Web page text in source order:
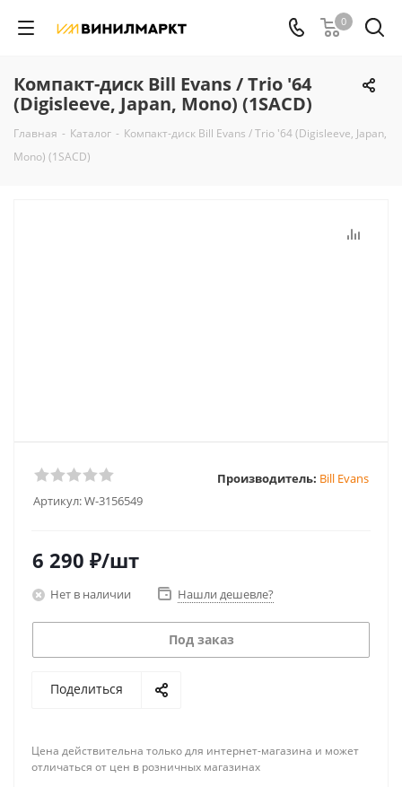
0
Компакт-диск Bill Evans / Trio '64
(Digisleeve, Japan, Mono) (1SACD)
Главная - Каталог - Компакт-диск Bill Evans / Trio '64 (Digisleeve, Japan,
Mono) (1SACD)
Артикул:W-3156549
Производитель: Bill Evans
6 290 ₽/шт
Нет в наличии Нашли дешевле?
Под заказ
Поделиться
Цена действительна только для интернет-магазина и может
отличаться от цен в розничных магазинах